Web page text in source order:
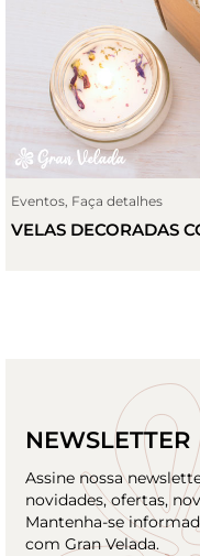
Eventos, Faça detalhes
VELAS DECORADAS
NEWSLETTER
Assine nossa
novidades, ofertas,
Mantenha-se
com Gran Velada.